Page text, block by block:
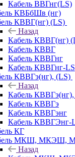
Кабель ВВГнг(LS)
КВБбШв (нг)
КВВГ(нг) (LS)
Назад
Кабель КВВГ(нг)
Кабель КВВГ
Кабель КВВГнг
Кабель КВВГнг-LS
КВВГэ(нг), (LS)
Назад
Кабель
Кабель КВВГэ
Кабель КВВГэнг
Кабель КВВГЭнг-
КГ
МКШ, МКЭШ,
Назад